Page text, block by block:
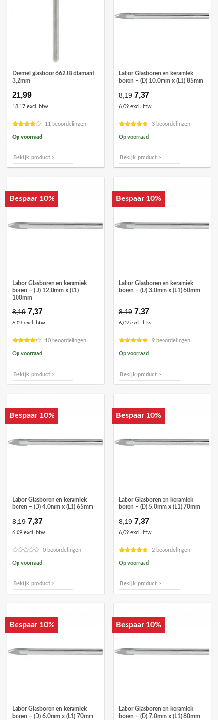
Dremel glasboor 662JB diamant
3,2mm
21,99
18.17 excl. btw
11 beoordelingen
Op voorraad
Bekijk product >
Labor Glasboren en keramiek
boren – (D) 10.0mm x (L1) 85mm
8,19 Oorspronkelijke
prijs
was:
7,37Huidige
is:
6,09 excl. btw
3 beoordelingen
Op voorraad
Bekijk product >
Bespaar 10%
Labor Glasboren en keramiek
boren – (D) 12.0mm x (L1)
100mm
8,19 Oorspronkelijke
prijs
was:
7,37Huidige
is:
6,09 excl. btw
10 beoordelingen
Op voorraad
Bekijk product >
Bespaar 10%
Labor Glasboren en keramiek
boren – (D) 3.0mm x (L1) 60mm
8,19 Oorspronkelijke
prijs
was:
7,37Huidige
is:
6,09 excl. btw
9 beoordelingen
Op voorraad
Bekijk product >
Bespaar 10%
Labor Glasboren en keramiek
boren – (D) 4.0mm x (L1) 65mm
8,19 Oorspronkelijke
prijs
was:
7,37Huidige
is:
6,09 excl. btw
0 beoordelingen
Op voorraad
Bekijk product >
Bespaar 10%
Labor Glasboren en keramiek
boren – (D) 5.0mm x (L1) 70mm
8,19 Oorspronkelijke
prijs
was:
7,37Huidige
is:
6,09 excl. btw
2 beoordelingen
Op voorraad
Bekijk product >
Bespaar 10%
Labor Glasboren en keramiek
boren – (D) 6.0mm x (L1) 70mm
Bespaar 10%
Labor Glasboren en keramiek
boren – (D) 7.0mm x (L1) 80mm